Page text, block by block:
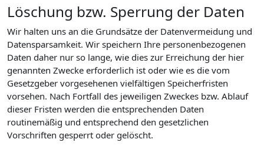
Löschung bzw. Sperrung der Daten
Wir halten uns an die Grundsätze der Datenvermeidung und
Datensparsamkeit. Wir speichern Ihre personenbezogenen
Daten daher nur so lange, wie dies zur Erreichung der hier
genannten Zwecke erforderlich ist oder wie es die vom
Gesetzgeber vorgesehenen vielfältigen Speicherfristen
vorsehen. Nach Fortfall des jeweiligen Zweckes bzw. Ablauf
dieser Fristen werden die entsprechenden Daten
routinemäßig und entsprechend den gesetzlichen
Vorschriften gesperrt oder gelöscht.